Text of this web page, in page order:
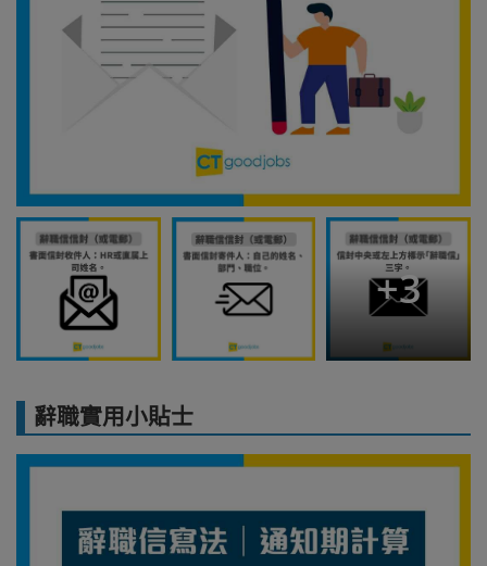
+3
辭職實用小貼士